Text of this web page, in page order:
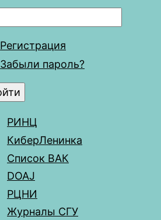
Регистрация
Забыли пароль?
РИНЦ
КиберЛенинка
Список ВАК
DOAJ
РЦНИ
Журналы СГУ